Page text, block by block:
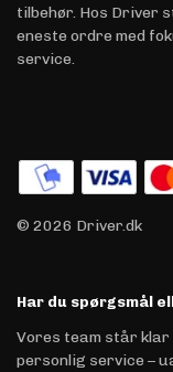
tilbehør. Hos Driver
eneste ordre med
service.
© 2026 Driver.dk
Har du spørgsmål
Vores team står
personlig service –